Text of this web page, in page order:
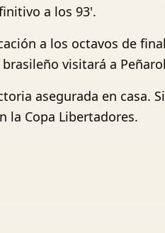
a los 93'.
a los octavos de
visitará a
asegurada en casa.
la Copa Libertadores.